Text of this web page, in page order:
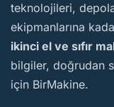
teknolojileri,
ekipmanlarına
ikinci el ve sıfır
bilgiler, doğrudan
için BirMakine.